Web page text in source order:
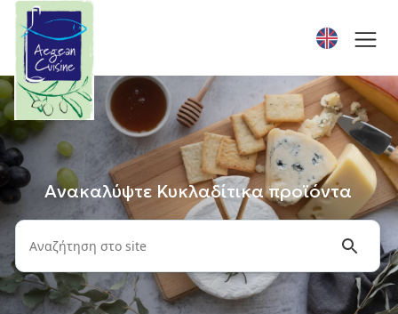
Ανακαλύψτε Κυκλαδίτικα προϊόντα